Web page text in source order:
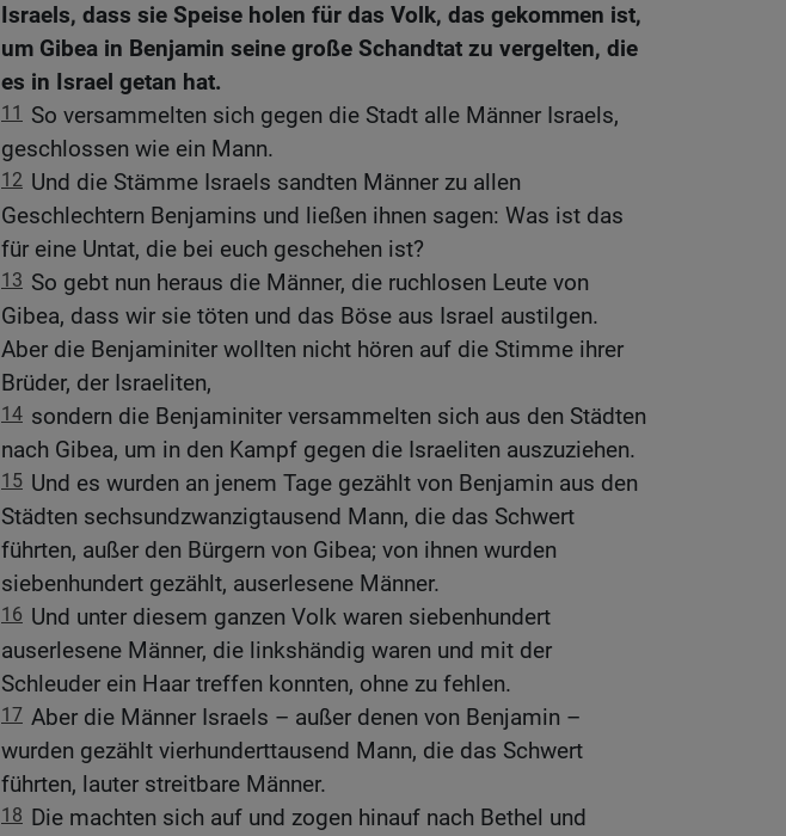
Israels, dass sie Speise holen für das Volk, das gekommen ist,
um Gibea in Benjamin seine große Schandtat zu vergelten, die
es in Israel getan hat.
11
So versammelten sich gegen die Stadt alle Männer Israels,
geschlossen wie ein Mann.
12 Und die Stämme Israels sandten Männer zu allen
Geschlechtern Benjamins und ließen ihnen sagen: Was ist das
für eine Untat, die bei euch geschehen ist?
13 So gebt nun heraus die Männer, die ruchlosen Leute von
Gibea, dass wir sie töten und das Böse aus Israel austilgen.
Aber die Benjaminiter wollten nicht hören auf die Stimme ihrer
Brüder, der Israeliten,
14 sondern die Benjaminiter versammelten sich aus den Städten
nach Gibea, um in den Kampf gegen die Israeliten auszuziehen.
15 Und es wurden an jenem Tage gezählt von Benjamin aus den
Städten sechsundzwanzigtausend Mann, die das Schwert
führten, außer den Bürgern von Gibea; von ihnen wurden
siebenhundert gezählt, auserlesene Männer.
16 Und unter diesem ganzen Volk waren siebenhundert
auserlesene Männer, die linkshändig waren und mit der
Schleuder ein Haar treffen konnten, ohne zu fehlen.
17 Aber die Männer Israels – außer denen von Benjamin –
wurden gezählt vierhunderttausend Mann, die das Schwert
führten, lauter streitbare Männer.
18 Die machten sich auf und zogen hinauf nach Bethel und